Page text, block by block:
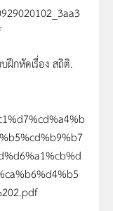
ฝึกหัดเรื่อง สถิติ.